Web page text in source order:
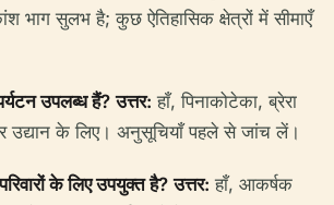
भाग सुलभ है; कुछ ऐतिहासिक क्षेत्रों में सीमाएँ
उपलब्ध हैं? उत्तर: हाँ, पिनाकोटेका, ब्रेरा
उद्यान के लिए। अनुसूचियाँ पहले से जांच लें।
के लिए उपयुक्त है? उत्तर: हाँ, आकर्षक